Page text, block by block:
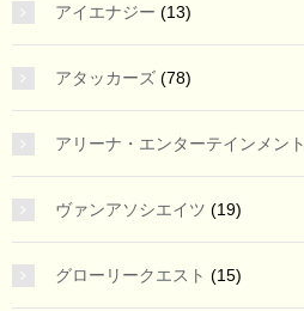
アイエナジー (13)
アタッカーズ (78)
アリーナ・エンターテインメント
ヴァンアソシエイツ (19)
グローリークエスト (15)